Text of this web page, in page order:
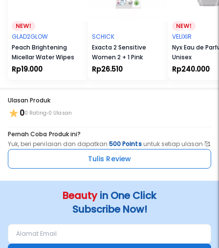
GLAD2GLOW
Peach Brightening
Micellar Water Wipes
Rp19.000
SCHICK
Exacta 2 Sensitive
Women 2 + 1 Pink
Rp26.510
VELIXIR
Nyx Eau de
Unisex
Rp240.000
Ulasan Produk
00 Rating 0 Ulasan
Pernah Coba Produk ini?
Yuk, beri penilaian dan dapatkan500 Pointsuntuk setiap ulasan 🥰
Tulis Review
Beautyin One Click
Subscribe Now!